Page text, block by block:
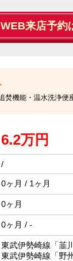
WEB来店予約
焚機能・温水洗浄便
6.2万円
/
0ヶ月 / 1ヶ月
0ヶ月
0ヶ月 / -
東武伊勢崎線「韮
東武伊勢崎線「野